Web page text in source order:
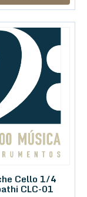
Cello 1/4
CLC-01